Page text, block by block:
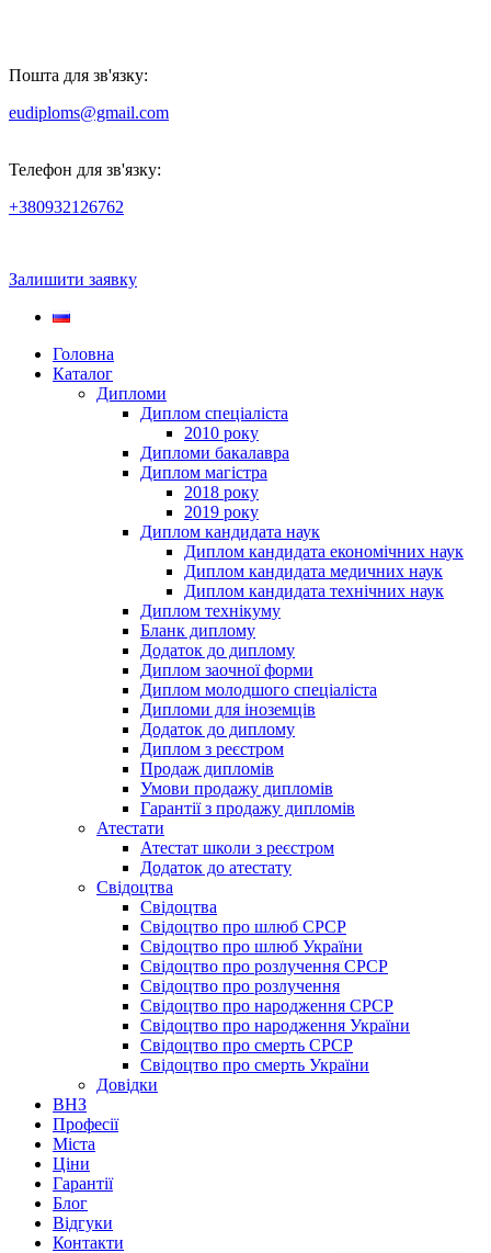
Пошта для зв'язку:
eudiploms@gmail.com
Телефон для зв'язку:
+380932126762
Залишити заявку
Головна
Каталог
Дипломи
Диплом спеціаліста
2010 року
Дипломи бакалавра
Диплом магістра
2018 року
2019 року
Диплом кандидата наук
Диплом кандидата економічних наук
Диплом кандидата медичних наук
Диплом кандидата технічних наук
Диплом технікуму
Бланк диплому
Додаток до диплому
Диплом заочної форми
Диплом молодшого спеціаліста
Дипломи для іноземців
Додаток до диплому
Диплом з реєстром
Продаж дипломів
Умови продажу дипломів
Гарантії з продажу дипломів
Атестати
Атестат школи з реєстром
Додаток до атестату
Свідоцтва
Свідоцтва
Свідоцтво про шлюб СРСР
Свідоцтво про шлюб України
Свідоцтво про розлучення СРСР
Свідоцтво про розлучення
Свідоцтво про народження СРСР
Свідоцтво про народження України
Свідоцтво про смерть СРСР
Свідоцтво про смерть України
Довідки
ВНЗ
Професії
Міста
Ціни
Гарантії
Блог
Відгуки
Контакти